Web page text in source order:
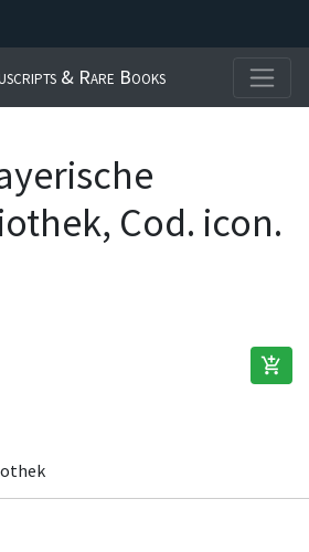
& Rare Books
Cod. icon.
add_shopping_cart